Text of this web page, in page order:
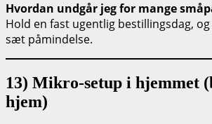
Hvordan undgår jeg for mange
Hold en fast ugentlig bestillingsdag, og
sæt påmindelse.
13) Mikro-setup i hjemmet
hjem)